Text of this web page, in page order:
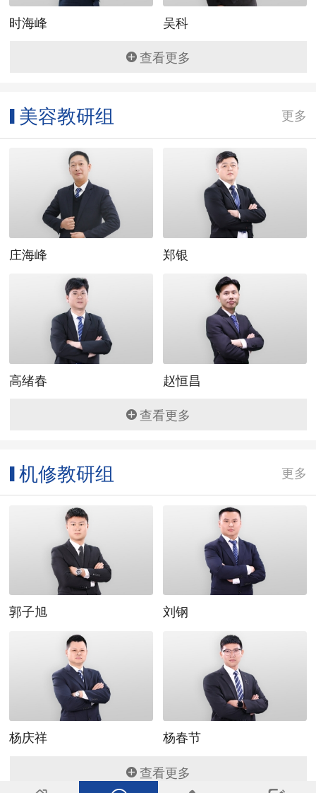
美容教研组
机修教研组
杨庆祥 杨春节